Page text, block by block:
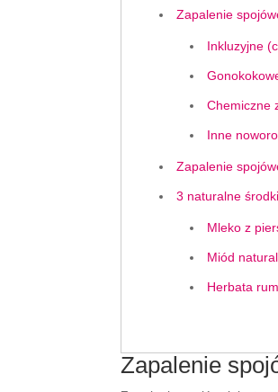
Zapalenie
Inkluzyjne
Chemiczne
Inne
Zapalenie
3 naturalne
Mleko z
Miód
Herbata
Zapalenie